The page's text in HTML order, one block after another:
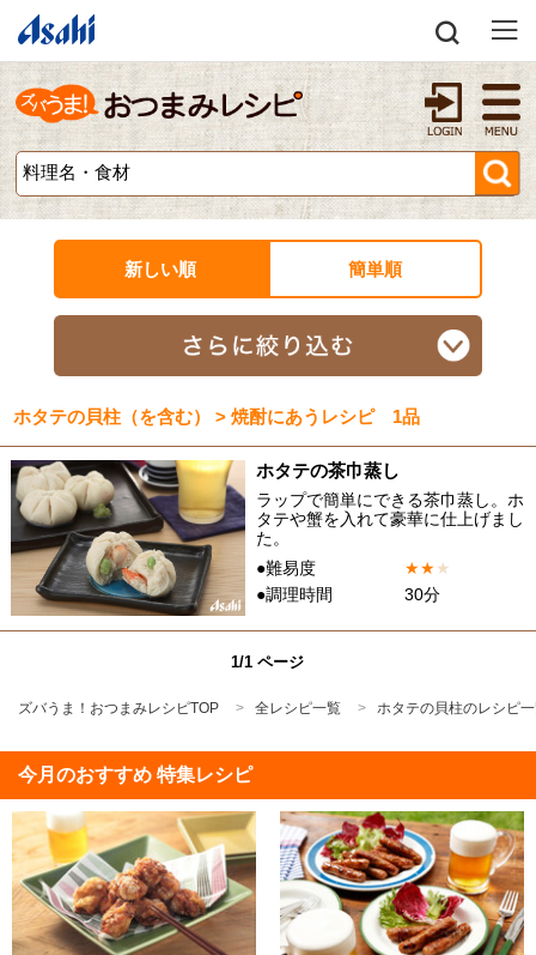
新しい順 簡単順
ホタテの貝柱（を含む） > 焼酎にあうレシピ 1品
ホタテの茶巾蒸し
ラップで簡単にできる茶巾蒸し。ホ
タテや蟹を入れて豪華に仕上げまし
た。
●難易度
★★★
●調理時間
30分
1/1 ページ
ズバうま！おつまみレシピTOP 全レシピ一覧 ホタテの貝柱のレシピ
今月のおすすめ 特集レシピ